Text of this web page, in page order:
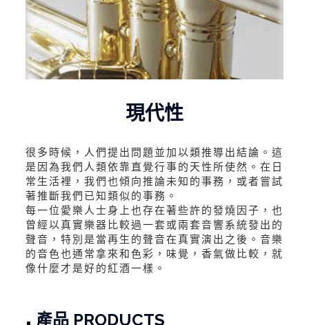
現代性
很多時候，人們提出問題並加以類推導出結論。這
是因為我們人類依靠直覺行事的天性所使然。在日
常生活裡，我們也傾向推論未知的事務，或者嘗試
著推斷我們已知類似的事務。
每一位愛樂人士身上也存在著些許的發燒因子，也
曾經以真實樂器比較過一套或兩套音響系統發出的
聲音，特別是當再生的聲音在真實演出之後。音樂
的音色也通常拿來和色彩，味覺，香氣做比較，就
像什麼才是好的紅酒一樣。
. 產品 PRODUCTS